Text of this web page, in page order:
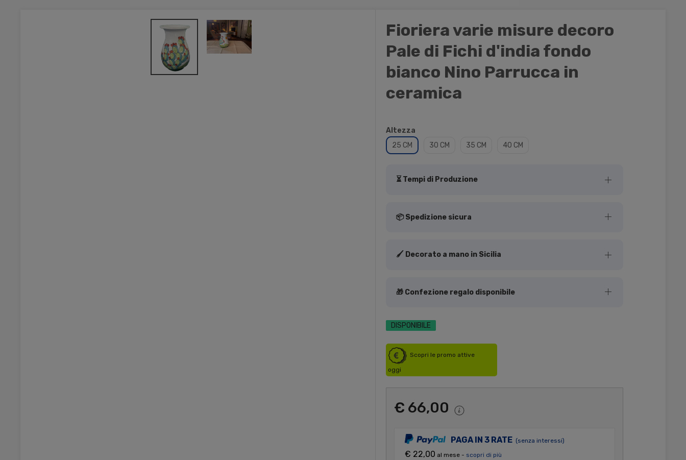
Fioriera varie misure decoro
Pale di Fichi d'india fondo
bianco Nino Parrucca in
ceramica
Altezza
25 CM
30 CM 35 CM 40 CM
⏳ Tempi di Produzione
📦 Spedizione sicura
🖌️ Decorato a mano in Sicilia
🎁 Confezione regalo disponibile
DISPONIBILE
Scopri le promo attive
oggi
€ 66,00
PAGA IN 3 RATE (senza interessi)
€ 22,00 al mese - scopri di più